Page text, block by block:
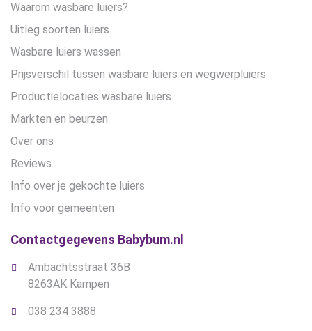
Waarom wasbare luiers?
Uitleg soorten luiers
Wasbare luiers wassen
Prijsverschil tussen wasbare luiers en wegwerpluiers
Productielocaties wasbare luiers
Markten en beurzen
Over ons
Reviews
Info over je gekochte luiers
Info voor gemeenten
Contactgegevens Babybum.nl
Ambachtsstraat 36B
8263AK Kampen
038 234 3888